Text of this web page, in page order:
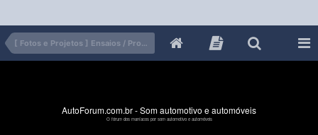
[ Fotos e Projetos ] Ensaios / Projetos
AutoForum.com.br - Som automotivo e automóveis
O fórum dos maníacos por som automotivo e automóveis